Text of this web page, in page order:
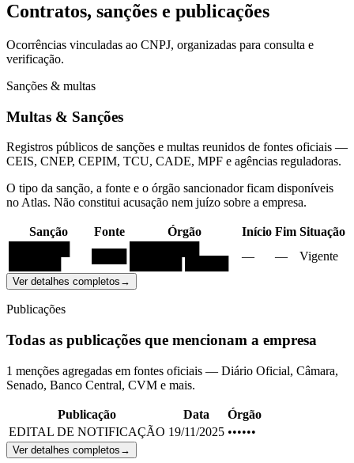
Contratos, sanções e publicações
Ocorrências vinculadas ao CNPJ, organizadas para consulta e
verificação.
Sanções & multas
Multas & Sanções
Registros públicos de sanções e multas reunidos de fontes oficiais —
CEIS, CNEP, CEPIM, TCU, CADE, MPF e agências reguladoras.
O tipo da sanção, a fonte e o órgão sancionador ficam disponíveis
no Atlas. Não constitui acusação nem juízo sobre a empresa.
Sanção Fonte Órgão Início Fim Situação
— — Vigente
Ver detalhes completos →
Publicações
Todas as publicações que mencionam a empresa
1 menções agregadas em fontes oficiais — Diário Oficial, Câmara,
Senado, Banco Central, CVM e mais.
Publicação Data
Órgão
EDITAL DE NOTIFICAÇÃO 19/11/2025 ••••••
Ver detalhes completos →